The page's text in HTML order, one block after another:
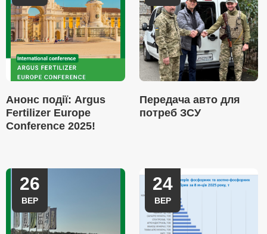
Анонс події: Argus
Fertilizer Europe
Conference 2025!
Передача авто для
потреб ЗСУ
26
ВЕР
24
ВЕР